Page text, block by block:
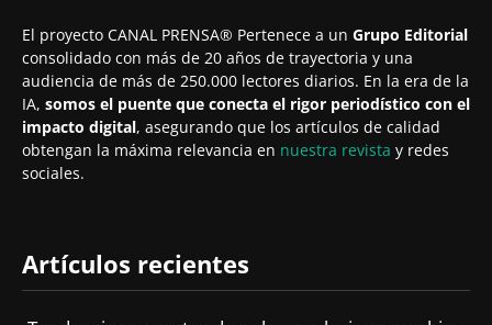
El proyecto CANAL PRENSA® Pertenece a un Grupo Editorial
consolidado con más de 20 años de trayectoria y una
audiencia de más de 250.000 lectores diarios. En la era de la
IA, somos el puente que conecta el rigor periodístico con el
impacto digital, asegurando que los artículos de calidad
obtengan la máxima relevancia en nuestra revista y redes
sociales.
Artículos recientes